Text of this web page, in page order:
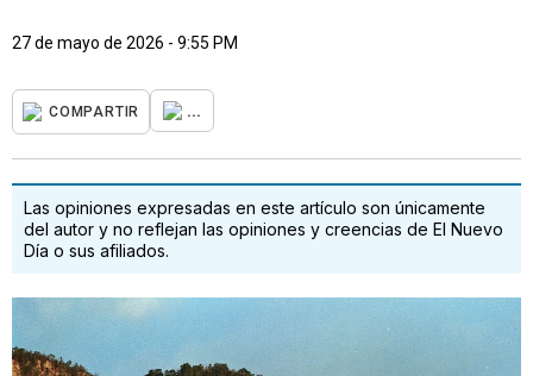
27 de mayo de 2026 - 9:55 PM
COMPARTIR ...
Las opiniones expresadas en este artículo son únicamente
del autor y no reflejan las opiniones y creencias de El Nuevo
Día o sus afiliados.